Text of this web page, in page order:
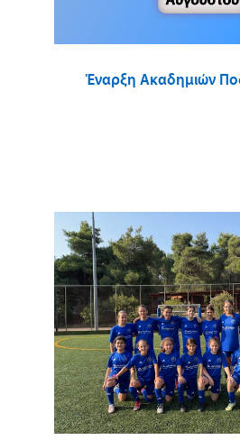
Έναρξη Ακαδημιών